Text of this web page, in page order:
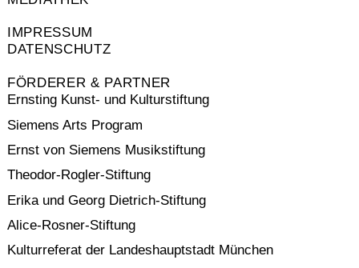
IMPRESSUM
DATENSCHUTZ
FÖRDERER & PARTNER
Ernsting Kunst- und Kulturstiftung
Siemens Arts Program
Ernst von Siemens Musikstiftung
Theodor-Rogler-Stiftung
Erika und Georg Dietrich-Stiftung
Alice-Rosner-Stiftung
Kulturreferat der Landeshauptstadt München